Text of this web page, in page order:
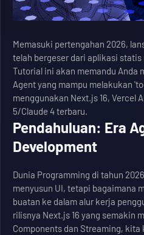
Memasuki pertengahan 2026,
telah bergeser dari aplikasi
Tutorial ini akan memandu Anda
Agent yang mampu melakukan
menggunakan Next.js 16, Vercel
5/Claude 4 terbaru.
Pendahuluan: Era
Development
Dunia Programming di tahun
menyusun UI, tetapi bagaimana
buatan ke dalam alur kerja
rilisnya Next.js 16 yang semakin
Components dan Streaming,